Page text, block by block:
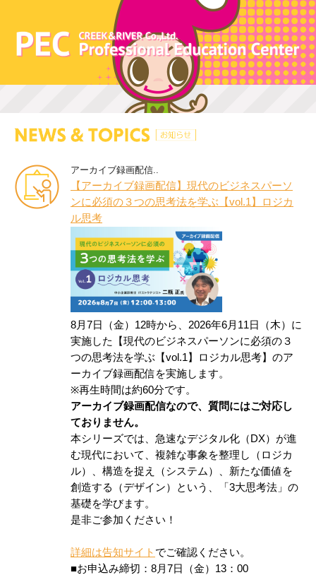
アーカイブ録画配信..
【アーカイブ録画配信】現代のビジネスパーソ
ンに必須の３つの思考法を学ぶ【vol.1】ロジカ
ル思考
8月7日（金）12時から、2026年6月11日（木）に
実施した【現代のビジネスパーソンに必須の３
つの思考法を学ぶ【vol.1】ロジカル思考】のア
ーカイブ録画配信を実施します。
※再生時間は約60分です。
アーカイブ録画配信なので、質問にはご対応し
ておりません。
本シリーズでは、急速なデジタル化（DX）が進
む現代において、複雑な事象を整理し（ロジカ
ル）、構造を捉え（システム）、新たな価値を
創造する（デザイン）という、「3大思考法」の
基礎を学びます。
是非ご参加ください！
詳細は告知サイト でご確認ください。
■お申込み締切：8月7日（金）13：00